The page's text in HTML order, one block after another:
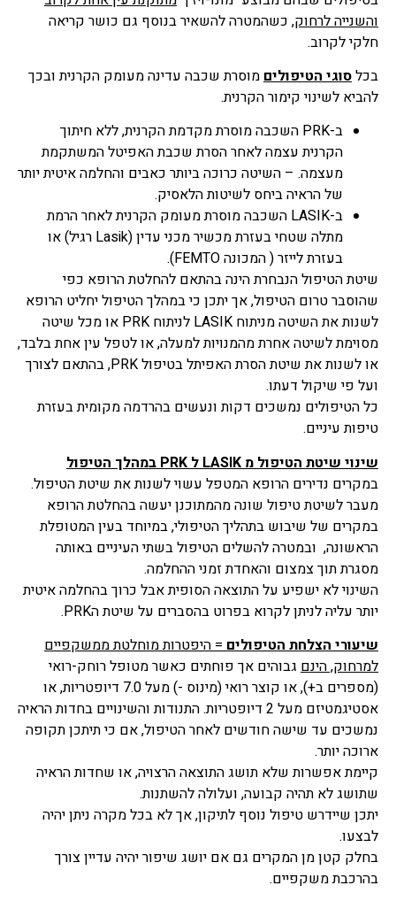
והשנייה לרחוק, כשהמטרה להשאיר בנוסף גם כושר קריאה
חלקי לקרוב.
בכלסוגי הטיפוליםמוסרת שכבה עדינה מעומק הקרנית ובכך
להביא לשינוי קימור הקרנית.
ב-PRK השכבה מוסרת מקדמת הקרנית, ללא חיתוך
הקרנית עצמה לאחר הסרת שכבת האפיטל המשתקמת
מעצמה. – השיטה כרוכה ביותר כאבים והחלמה איטית יותר
של הראיה ביחס לשיטות הלאסיק.
ב-LASIK השכבה מוסרת מעומק הקרנית לאחר הרמת
מתלה שטחי בעזרת מכשיר מכני עדין (Lasik רגיל) או
בעזרת לייזר ( המכונה FEMTO).
שיטת הטיפול הנבחרת הינה בהתאם להחלטת הרופא כפי
שהוסבר טרום הטיפול, אך יתכן כי במהלך הטיפול יחליט הרופא
לשנות את השיטה מניתוח LASIK לניתוח PRK או מכל שיטה
מסוימת לשיטה אחרת מהמנויות למעלה, או לטפל עין אחת בלבד,
או לשנות את שיטת הסרת האפיתל בטיפול PRK, בהתאם לצורך
ועל פי שיקול דעתו.
כל הטיפולים נמשכים דקות ונעשים בהרדמה מקומית בעזרת
טיפות עיניים.
שינוי שיטת הטיפול מ LASIK ל PRK במהלך הטיפול
במקרים נדירים הרופא המטפל עשוי לשנות את שיטת הטיפול.
מעבר לשיטת טיפול שונה מהמתוכנן יעשה בהחלטת הרופא
במקרים של שיבוש בתהליך הטיפולי, במיוחד בעין המטופלת
הראשונה, ובמטרה להשלים הטיפול בשתי העיניים באותה
מסגרת תוך צמצום והאחדת זמני ההחלמה.
השינוי לא ישפיע על התוצאה הסופית אבל כרוך בהחלמה איטית
יותר עליה לניתן לקרוא בפרוט בהסברים על שיטת הPRK.
שיעורי הצלחת הטיפולים= היפטרות מוחלטת ממשקפיים
למרחוק, הינם גבוהים אך פוחתים כאשר מטופל רוחק-רואי
(מספרים ב+), או קוצר רואי (מינוס -) מעל 7.0 דיופטריות, או
אסטיגמטיזם מעל 2 דיופטריות. התנודות והשינויים בחדות הראיה
נמשכים עד שישה חודשים לאחר הטיפול, אם כי תיתכן תקופה
ארוכה יותר.
קיימת אפשרות שלא תושג התוצאה הרצויה, או שחדות הראיה
שתושג לא תהיה קבועה, ועלולה להשתנות.
יתכן שיידרש טיפול נוסף לתיקון, אך לא בכל מקרה ניתן יהיה
לבצעו.
בחלק קטן מן המקרים גם אם יושג שיפור יהיה עדיין צורך
בהרכבת משקפיים.